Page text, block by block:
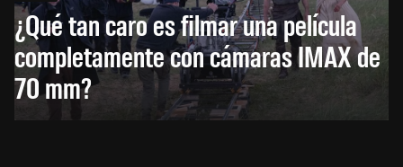
¿Qué tan caro es filmar una película
completamente con cámaras IMAX de
70 mm?